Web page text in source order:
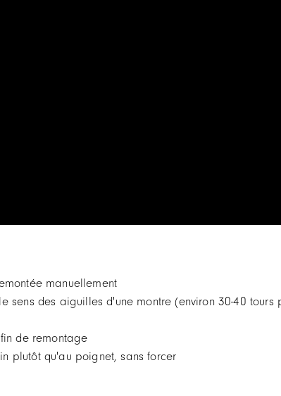
manuellement
sens des aiguilles d'une montre (environ 30-40 tours
de remontage
plutôt qu'au poignet, sans forcer